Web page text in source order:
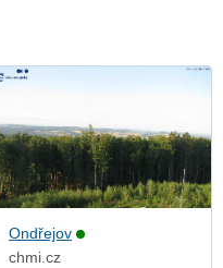
Ondřejov
chmi.cz